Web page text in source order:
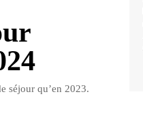
séjour qu’en 2023.